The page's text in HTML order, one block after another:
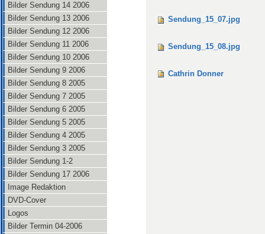
Bilder Sendung 14 2006
Bilder Sendung 13 2006
Bilder Sendung 12 2006
Bilder Sendung 11 2006
Bilder Sendung 10 2006
Bilder Sendung 9 2006
Bilder Sendung 8 2005
Bilder Sendung 7 2005
Bilder Sendung 6 2005
Bilder Sendung 5 2005
Bilder Sendung 4 2005
Bilder Sendung 3 2005
Bilder Sendung 1-2
Bilder Sendung 17 2006
Image Redaktion
DVD-Cover
Logos
Bilder Termin 04-2006
Sendung_15_07.jpg
Sendung_15_08.jpg
Cathrin Donner